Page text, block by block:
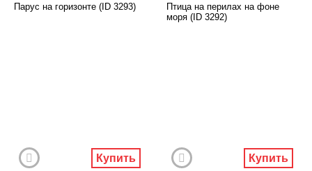
Парус на горизонте (ID 3293)
Купить
Птица на перилах на фоне
моря (ID 3292)
Купить